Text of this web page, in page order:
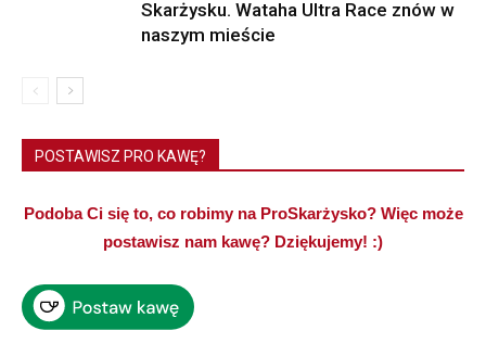
Skarżysku. Wataha Ultra Race znów w
naszym mieście
POSTAWISZ PRO KAWĘ?
Podoba Ci się to, co robimy na ProSkarżysko? Więc może
postawisz nam kawę? Dziękujemy! :)